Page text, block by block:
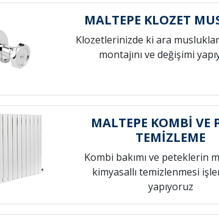
MALTEPE KLOZET
Klozetlerinizde ki ara
montajını ve değişimi
MALTEPE KOMBİ VE
TEMİZLEME
Kombi bakımı ve peteklerin
kimyasallı temizlenmesi
yapıyoruz